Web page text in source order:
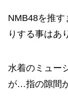
NMB48を推す
りする事はあ
水着のミュー
が…指の隙間